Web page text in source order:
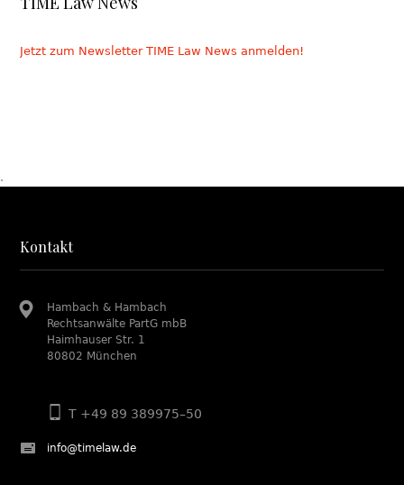
Jetzt zum Newsletter TIME Law News anmelden!
.
Kontakt
Hambach & Hambach
Rechtsanwälte PartG mbB
Haimhauser Str. 1
80802 München
T +49 89 389975–50
info@timelaw.de